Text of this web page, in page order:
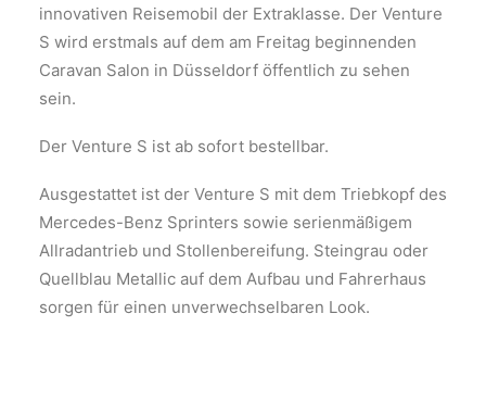
innovativen Reisemobil der Extraklasse. Der Venture
S wird erstmals auf dem am Freitag beginnenden
Caravan Salon in Düsseldorf öffentlich zu sehen
sein.
Der Venture S ist ab sofort bestellbar.
Ausgestattet ist der Venture S mit dem Triebkopf des
Mercedes-Benz Sprinters sowie serienmäßigem
Allradantrieb und Stollenbereifung. Steingrau oder
Quellblau Metallic auf dem Aufbau und Fahrerhaus
sorgen für einen unverwechselbaren Look.